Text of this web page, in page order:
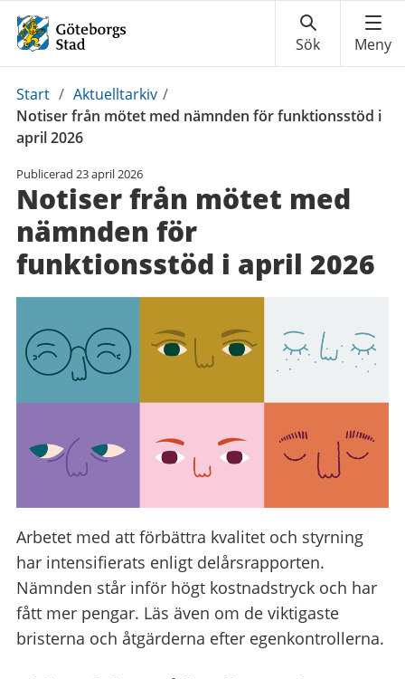
Du
är
här:
Start / Aktuelltarkiv /
Notiser från mötet med nämnden för funktionsstöd i
april 2026
Publicerad 23 april 2026
Notiser från mötet med
nämnden för
funktionsstöd i april 2026
Arbetet med att förbättra kvalitet och styrning
har intensifierats enligt delårsrapporten.
Nämnden står inför högt kostnadstryck och har
fått mer pengar. Läs även om de viktigaste
bristerna och åtgärderna efter egenkontrollerna.